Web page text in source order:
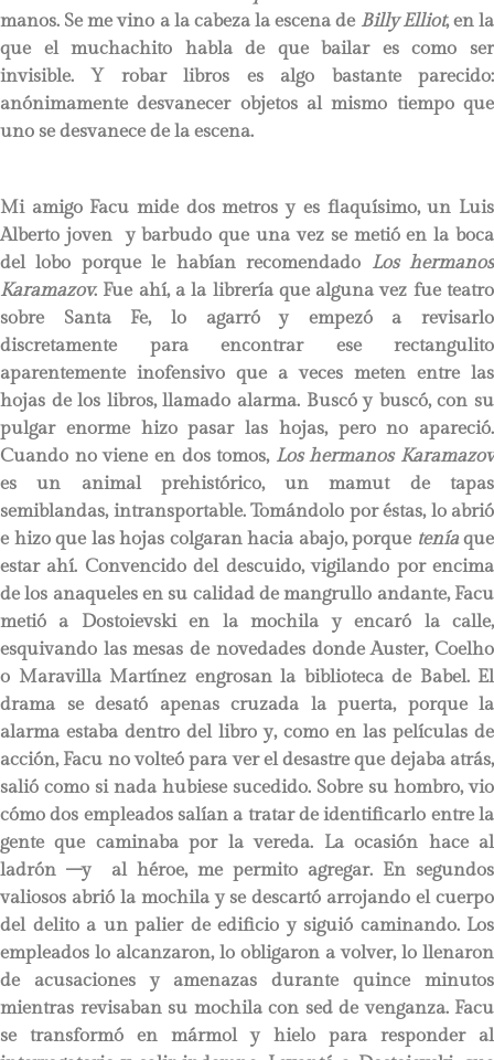
manos. Se me vino a la cabeza la escena de Billy Elliot, en la
que el muchachito habla de que bailar es como ser
invisible. Y robar libros es algo bastante parecido:
anónimamente desvanecer objetos al mismo tiempo que
uno se desvanece de la escena.
Mi amigo Facu mide dos metros y es flaquísimo, un Luis
Alberto joven y barbudo que una vez se metió en la boca
del lobo porque le habían recomendado Los hermanos
Karamazov. Fue ahí, a la librería que alguna vez fue teatro
sobre Santa Fe, lo agarró y empezó a revisarlo
discretamente para encontrar ese rectangulito
aparentemente inofensivo que a veces meten entre las
hojas de los libros, llamado alarma. Buscó y buscó, con su
pulgar enorme hizo pasar las hojas, pero no apareció.
Cuando no viene en dos tomos, Los hermanos Karamazov
es un animal prehistórico, un mamut de tapas
semiblandas, intransportable. Tomándolo por éstas, lo abrió
e hizo que las hojas colgaran hacia abajo, porque teníaque
estar ahí. Convencido del descuido, vigilando por encima
de los anaqueles en su calidad de mangrullo andante, Facu
metió a Dostoievski en la mochila y encaró la calle,
esquivando las mesas de novedades donde Auster, Coelho
o Maravilla Martínez engrosan la biblioteca de Babel. El
drama se desató apenas cruzada la puerta, porque la
alarma estaba dentro del libro y, como en las películas de
acción, Facu no volteó para ver el desastre que dejaba atrás,
salió como si nada hubiese sucedido. Sobre su hombro, vio
cómo dos empleados salían a tratar de identificarlo entre la
gente que caminaba por la vereda. La ocasión hace al
ladrón –y al héroe, me permito agregar. En segundos
valiosos abrió la mochila y se descartó arrojando el cuerpo
del delito a un palier de edificio y siguió caminando. Los
empleados lo alcanzaron, lo obligaron a volver, lo llenaron
de acusaciones y amenazas durante quince minutos
mientras revisaban su mochila con sed de venganza. Facu
se transformó en mármol y hielo para responder al